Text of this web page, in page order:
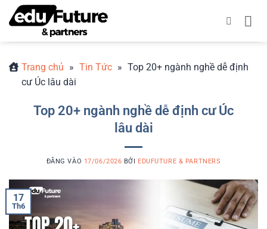
qua
Trang chủ » Tin Tức » Top 20+ ngành nghề dễ định
cư Úc lâu dài
Top 20+ ngành nghề dễ định cư Úc
lâu dài
ĐĂNG VÀO 17/06/2026 BỞI EDUFUTURE & PARTNERS
17
Th6